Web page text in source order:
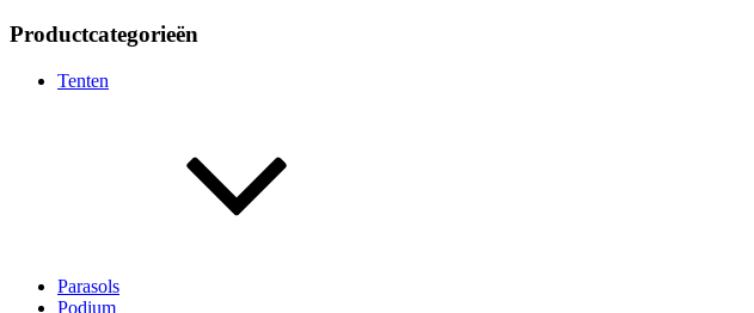
Productcategorieën
Tenten
Parasols
Podium